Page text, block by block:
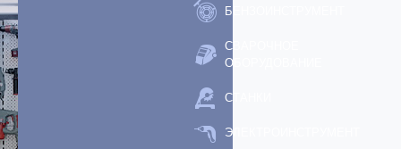
БЕНЗОИНСТРУМЕНТ
СВАРОЧНОЕ
ОБОРУДОВАНИЕ
СТАНКИ
ЭЛЕКТРОИНСТРУМЕНТ